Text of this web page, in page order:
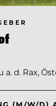
a. d. Rax,